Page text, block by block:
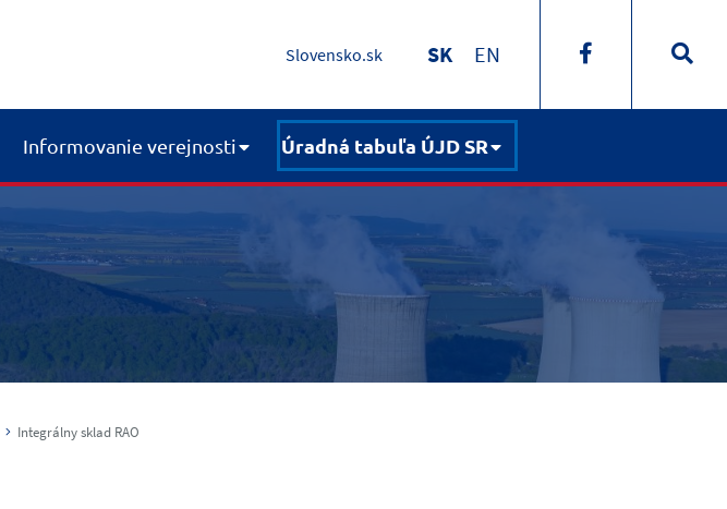
Slovensko.sk SK EN
Informovanie verejnosti Úradná tabuľa ÚJD SR
Integrálny sklad RAO